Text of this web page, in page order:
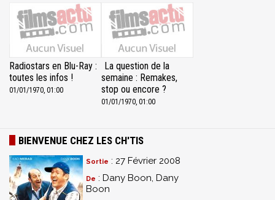
Radiostars en Blu-Ray :
toutes les infos !
01/01/1970, 01:00
La question de la
semaine : Remakes,
stop ou encore ?
01/01/1970, 01:00
BIENVENUE CHEZ LES CH'TIS
Sortie : 27 Février 2008
De : Dany Boon, Dany
Boon